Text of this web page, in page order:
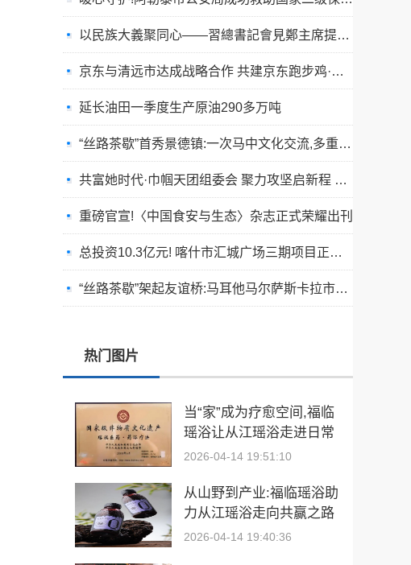
以民族大義聚同心——習總書記會見鄭主席提出兩岸關系四點重要意見
京东与清远市达成战略合作 共建京东跑步鸡·清远鸡标准体系
延长油田一季度生产原油290多万吨
“丝路茶歇”首秀景德镇:一次马中文化交流,多重收获与回响
共富她时代·巾帼天团组委会 聚力攻坚启新程 星火燎原耀全国
重磅官宣!〈中国食安与生态〉杂志正式荣耀出刊
总投资10.3亿元! 喀什市汇城广场三期项目正式开工
“丝路茶歇”架起友谊桥:马耳他马尔萨斯卡拉市友城代表团访问景德镇
春训砺警展风采 比武竞技淬精兵—阿勒泰市公安局举行春训队列会操比武活动
玉中有大千——中国工艺美术大师袁嘉骐和他的琢玉人生
從“建國方略”到“十五五”的偉大跨越 獻給孫中山誕辰160周年暨鄭麗文訪陸
热门图片
当“家”成为疗愈空间,福临
瑶浴让从江瑶浴走进日常
生活
2026-04-14 19:51:10
从山野到产业:福临瑶浴助
力从江瑶浴走向共赢之路
2026-04-14 19:40:36